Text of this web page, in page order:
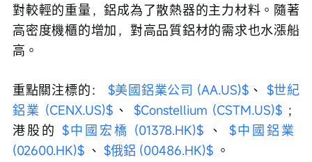
對較輕的重量，鋁成為了散熱器的主力材料。隨著
高密度機櫃的增加，對高品質鋁材的需求也水漲船
高。
重點關注標的： $美國鋁業公司 (AA.US)$ 、 $世紀
鋁業 (CENX.US)$ 、 $Constellium (CSTM.US)$ ；
港股的 $中國宏橋 (01378.HK)$ 、 $中國鋁業
(02600.HK)$ 、 $俄鋁 (00486.HK)$ 。